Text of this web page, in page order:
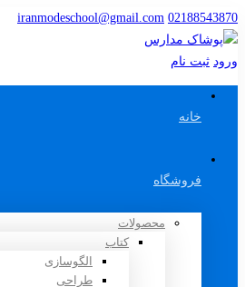
02188543870
iranmodeschool@gmail.com
ورود ثبت نام
خانه
فروشگاه
محصولات
کتاب
الگوسازی
طراحی